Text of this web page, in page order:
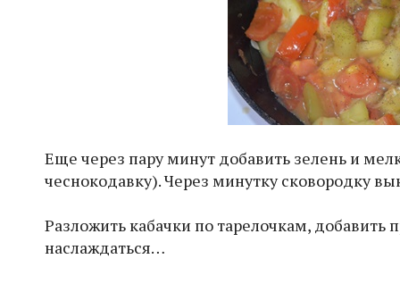
Еще через пару минут добавить зелень и
чеснокодавку). Через минутку сковородку
Разложить кабачки по тарелочкам,
наслаждаться…